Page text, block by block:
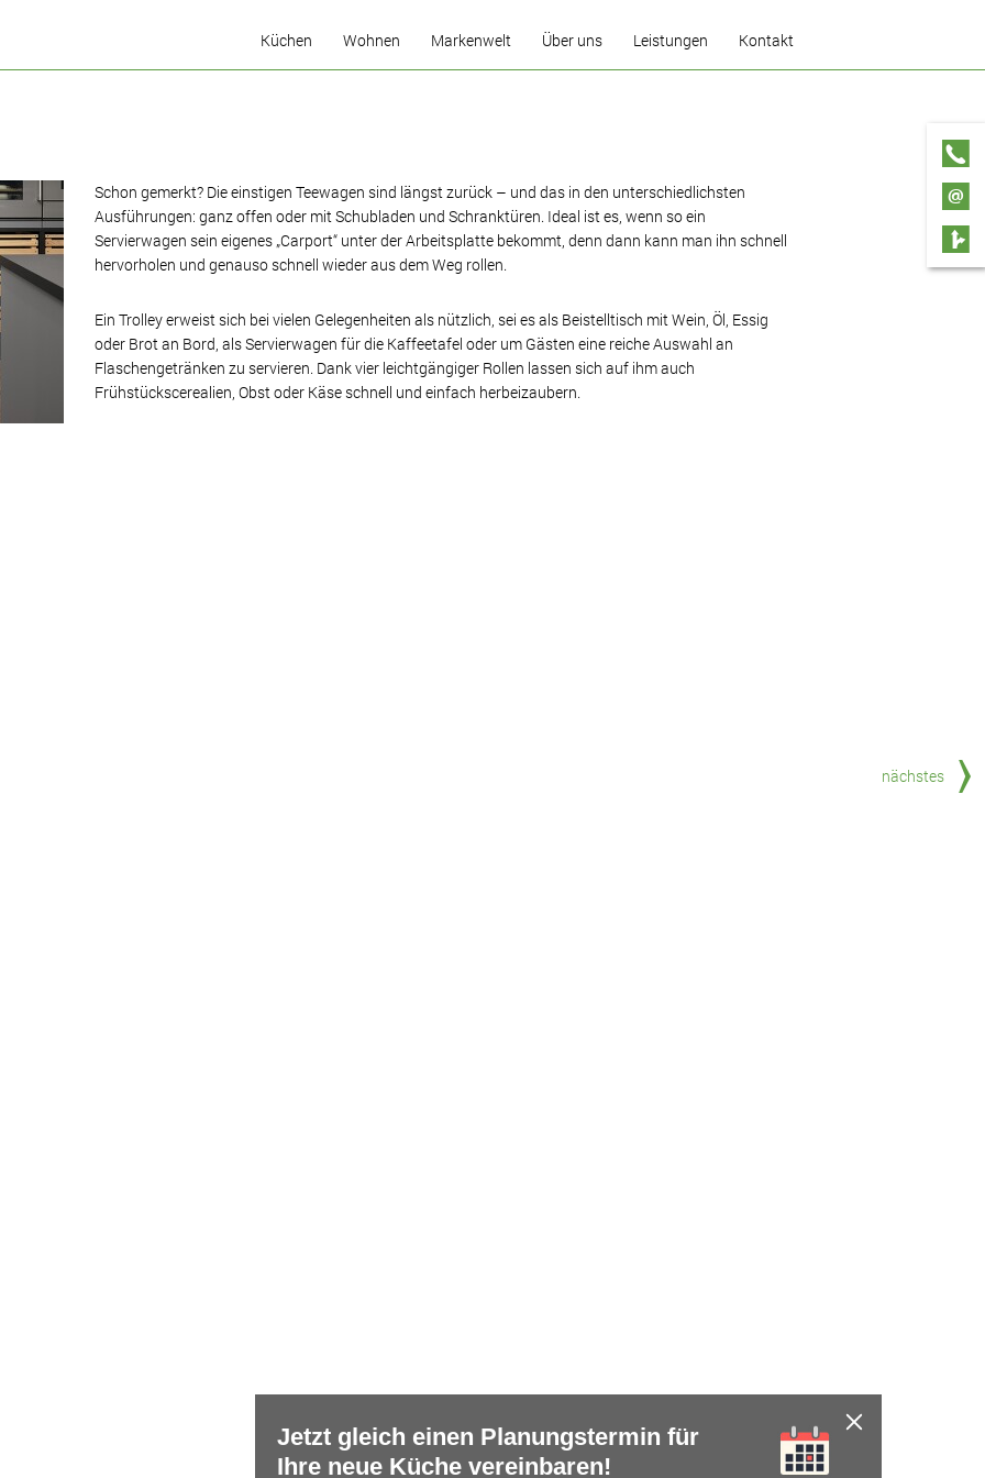
Küchen
Die Komfort-Küche
Küchenkonfigurator
Musterküchen
Wohnen Markenwelt Über uns Leistungen
Reparatur und
Kundendienst
Renovierung
Kontakt
nächstes
Schon gemerkt? Die einstigen Teewagen sind längst zurück – und das in den unterschiedlichsten
Ausführungen: ganz offen oder mit Schubladen und Schranktüren. Ideal ist es, wenn so ein
Servierwagen sein eigenes „Carport“ unter der Arbeitsplatte bekommt, denn dann kann man ihn schnell
hervorholen und genauso schnell wieder aus dem Weg rollen.
Ein Trolley erweist sich bei vielen Gelegenheiten als nützlich, sei es als Beistelltisch mit Wein, Öl, Essig
oder Brot an Bord, als Servierwagen für die Kaffeetafel oder um Gästen eine reiche Auswahl an
Flaschengetränken zu servieren. Dank vier leichtgängiger Rollen lassen sich auf ihm auch
Frühstückscerealien, Obst oder Käse schnell und einfach herbeizaubern.
Jetzt gleich einen Planungstermin für
Ihre neue Küche vereinbaren!